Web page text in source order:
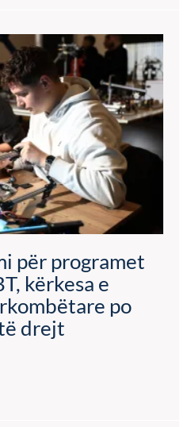
për programet
kërkesa e
po
drejt